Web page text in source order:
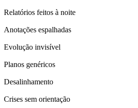
Relatórios feitos à noite
Anotações espalhadas
Evolução invisível
Planos genéricos
Desalinhamento
Crises sem orientação